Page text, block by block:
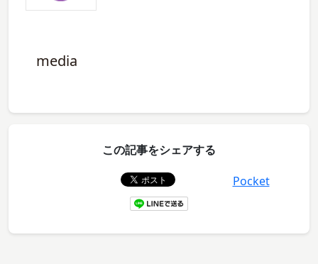
media
この記事をシェアする
Pocket